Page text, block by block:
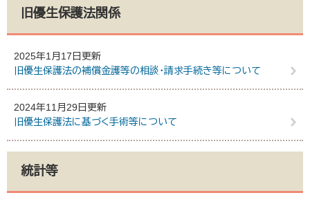
旧優生保護法関係
2025年1月17日更新
旧優生保護法の補償金護等の相談・請求手続き等について
2024年11月29日更新
旧優生保護法に基づく手術等について
統計等